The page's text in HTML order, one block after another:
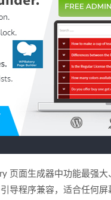
页面生成器中功能最强
导程序兼容，适合任何